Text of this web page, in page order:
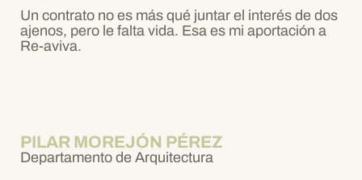
Un contrato no es más qué juntar el interés de dos
ajenos, pero le falta vida. Esa es mi aportación a
Re-aviva.
PILAR MOREJÓN PÉREZ
Departamento de Arquitectura